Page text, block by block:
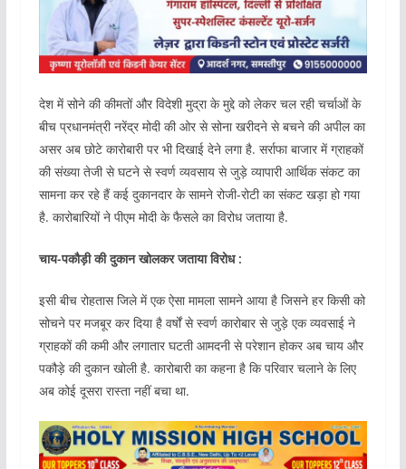
देश में सोने की कीमतों और विदेशी मुद्रा के मुद्दे को लेकर चल रही चर्चाओं के
बीच प्रधानमंत्री नरेंद्र मोदी की ओर से सोना खरीदने से बचने की अपील का
असर अब छोटे कारोबारी पर भी दिखाई देने लगा है. सर्राफा बाजार में ग्राहकों
की संख्या तेजी से घटने से स्वर्ण व्यवसाय से जुड़े व्यापारी आर्थिक संकट का
सामना कर रहे हैं कई दुकानदार के सामने रोजी-रोटी का संकट खड़ा हो गया
है. कारोबारियों ने पीएम मोदी के फैसले का विरोध जताया है.
चाय-पकौड़ी की दुकान खोलकर जताया विरोध :
इसी बीच रोहतास जिले में एक ऐसा मामला सामने आया है जिसने हर किसी को
सोचने पर मजबूर कर दिया है वर्षों से स्वर्ण कारोबार से जुड़े एक व्यवसाई ने
ग्राहकों की कमी और लगातार घटती आमदनी से परेशान होकर अब चाय और
पकौड़े की दुकान खोली है. कारोबारी का कहना है कि परिवार चलाने के लिए
अब कोई दूसरा रास्ता नहीं बचा था.